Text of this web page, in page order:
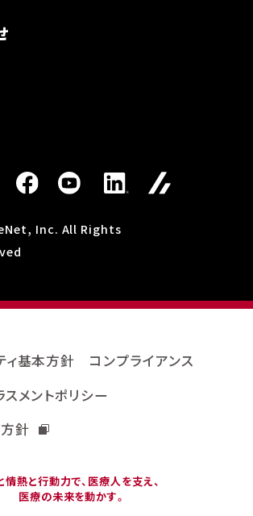
Inc. All Rights
情熱と行動力で、医療人を支え、
医療の未来を動かす。
ィ基本方針
コンプライアンス
メントポリシー
針